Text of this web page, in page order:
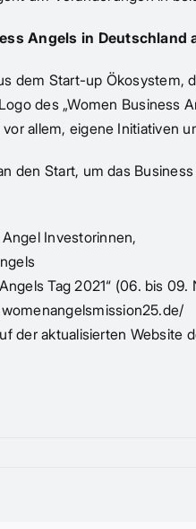
Angels in Deutschland
dem Start-up
des „Women
allem, eigene Initiativen
den Start, um das
Investorinnen,
Tag 2021“ (06. bis 09.
der aktualisierten Website